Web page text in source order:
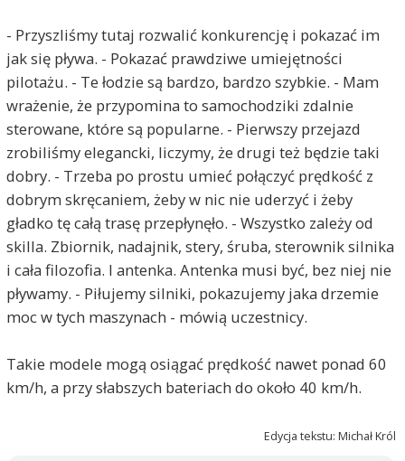
- Przyszliśmy tutaj rozwalić konkurencję i pokazać im
jak się pływa. - Pokazać prawdziwe umiejętności
pilotażu. - Te łodzie są bardzo, bardzo szybkie. - Mam
wrażenie, że przypomina to samochodziki zdalnie
sterowane, które są popularne. - Pierwszy przejazd
zrobiliśmy elegancki, liczymy, że drugi też będzie taki
dobry. - Trzeba po prostu umieć połączyć prędkość z
dobrym skręcaniem, żeby w nic nie uderzyć i żeby
gładko tę całą trasę przepłynęło. - Wszystko zależy od
skilla. Zbiornik, nadajnik, stery, śruba, sterownik silnika
i cała filozofia. I antenka. Antenka musi być, bez niej nie
pływamy. - Piłujemy silniki, pokazujemy jaka drzemie
moc w tych maszynach - mówią uczestnicy.
Takie modele mogą osiągać prędkość nawet ponad 60
km/h, a przy słabszych bateriach do około 40 km/h.
Edycja tekstu: Michał Król